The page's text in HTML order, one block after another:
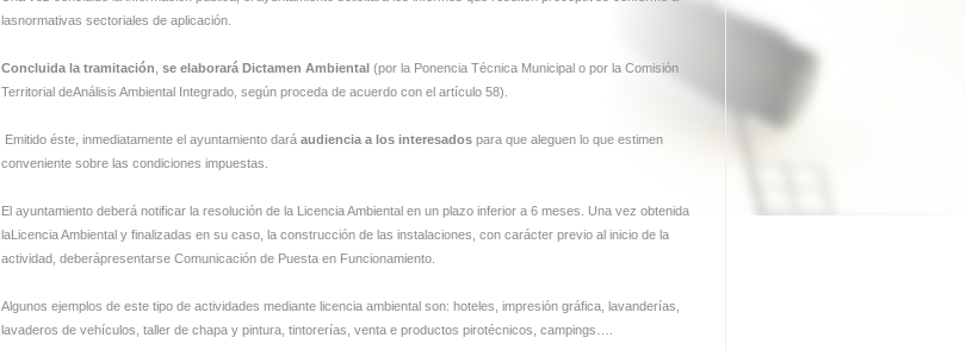
lasnormativas sectoriales de aplicación.
Concluida la tramitación ,se elaborará Dictamen Ambiental (por la Ponencia Técnica Municipal o por la Comisión
Territorial deAnálisis Ambiental Integrado, según proceda de acuerdo con el artículo 58).
Emitido éste, inmediatamente el ayuntamiento daráaudiencia a los interesados para que aleguen lo que estimen
conveniente sobre las condiciones impuestas.
El ayuntamiento deberá notificar la resolución de la Licencia Ambiental en un plazo inferior a 6 meses. Una vez obtenida
laLicencia Ambiental y finalizadas en su caso, la construcción de las instalaciones, con carácter previo al inicio de la
actividad, deberápresentarse Comunicación de Puesta en Funcionamiento.
Algunos ejemplos de este tipo de actividades mediante licencia ambiental son: hoteles, impresión gráfica, lavanderías,
lavaderos de vehículos, taller de chapa y pintura, tintorerías, venta e productos pirotécnicos, campings….